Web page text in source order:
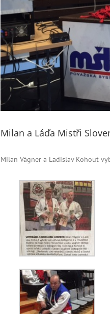
Milan a Láďa Mistři
Milan Vágner a Ladislav Kohout